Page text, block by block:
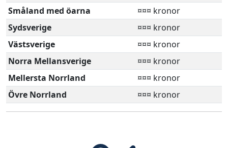
Småland med öarna
¤¤¤ kronor
Sydsverige
¤¤¤ kronor
Västsverige
¤¤¤ kronor
Norra Mellansverige
¤¤¤ kronor
Mellersta Norrland
¤¤¤ kronor
Övre Norrland
¤¤¤ kronor